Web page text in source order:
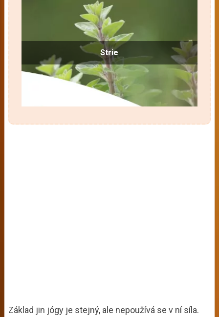
Strie
Základ jin jógy je stejný, ale nepoužívá se v ní síla.